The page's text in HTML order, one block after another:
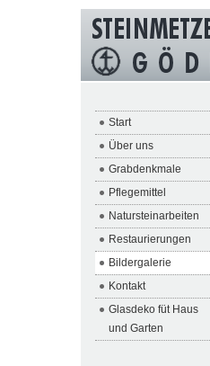
Start
Über uns
Grabdenkmale
Pflegemittel
Natursteinarbeiten
Restaurierungen
Bildergalerie
Kontakt
Glasdeko füt Haus
und Garten